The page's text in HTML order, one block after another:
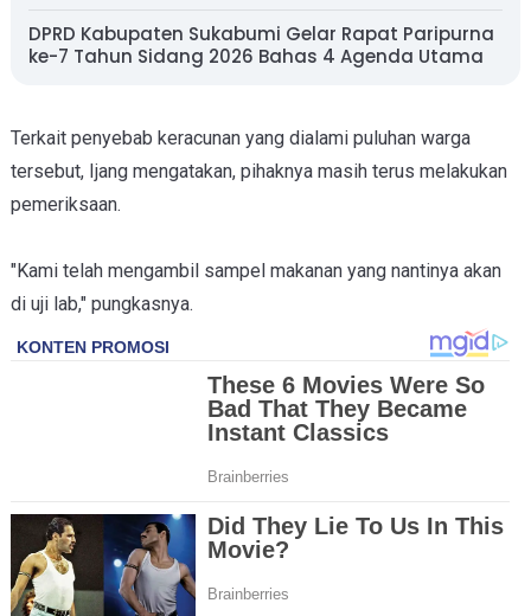
DPRD Kabupaten Sukabumi Gelar Rapat Paripurna
ke-7 Tahun Sidang 2026 Bahas 4 Agenda Utama
Terkait penyebab keracunan yang dialami puluhan warga
tersebut, Ijang mengatakan, pihaknya masih terus melakukan
pemeriksaan.
"Kami telah mengambil sampel makanan yang nantinya akan
di uji lab," pungkasnya.